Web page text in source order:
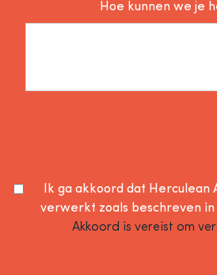
Hoe kunnen we je
Ik ga akkoord dat Herculean
verwerkt zoals beschreven in
Akkoord is vereist om